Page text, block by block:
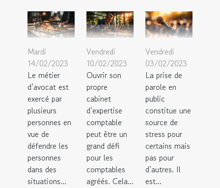
Mardi
14/02/2023
Le métier
d’avocat est
exercé par
plusieurs
personnes en
vue de
défendre les
personnes
dans des
situations...
Vendredi
10/02/2023
Ouvrir son
propre
cabinet
d’expertise
comptable
peut être un
grand défi
pour les
comptables
agréés. Cela...
Vendredi
03/02/2023
La prise de
parole en
public
constitue une
source de
stress pour
certains mais
pas pour
d’autres. Il
est...